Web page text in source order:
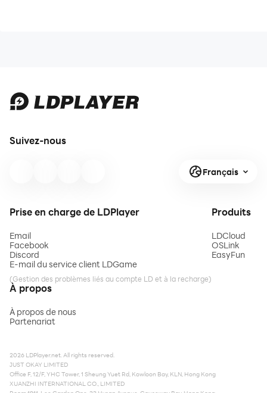
Suivez-nous
Français
Prise en charge de LDPlayer
Email
Facebook
Discord
E-mail du service client LDGame
(Gestion des problèmes liés au compte LD et à la recharge)
Produits
LDCloud
OSLink
EasyFun
À propos
À propos de nous
Partenariat
2026 LDPlayer.net. All rights reserved.
JUST OKAY LIMITED
Office F, 12/F, YHC Tower, 1 Sheung Yuet Rd, Kowloon Bay, KLN, Hong Kong
XUANZHI INTERNATIONAL CO., LIMITED